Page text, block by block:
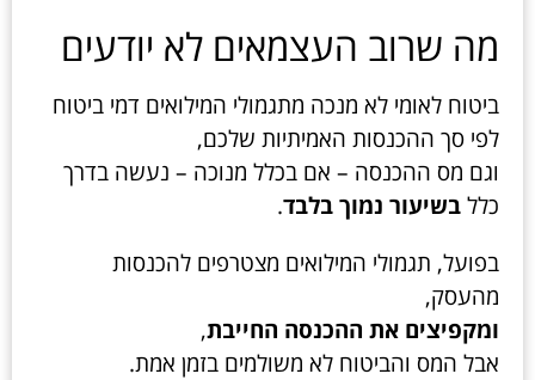
מה שרוב העצמאים לא יודעים
ביטוח לאומי לא מנכה מתגמולי המילואים דמי ביטוח
לפי סך ההכנסות האמיתיות שלכם,
וגם מס ההכנסה – אם בכלל מנוכה – נעשה בדרך
כללבשיעור נמוך בלבד.
בפועל, תגמולי המילואים מצטרפים להכנסות
מהעסק,
ומקפיצים את ההכנסה החייבת,
אבל המס והביטוח לא משולמים בזמן אמת.